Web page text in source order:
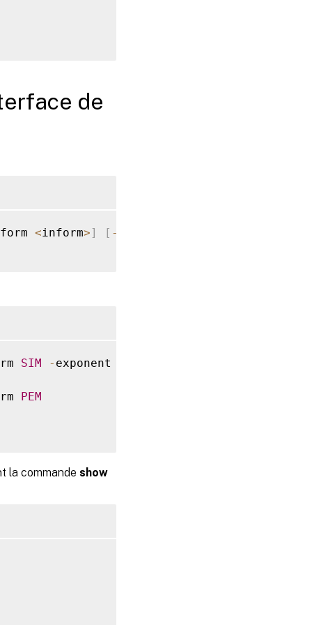
de
<inform>] [ -
SIM - exponent
PEM
la commande show